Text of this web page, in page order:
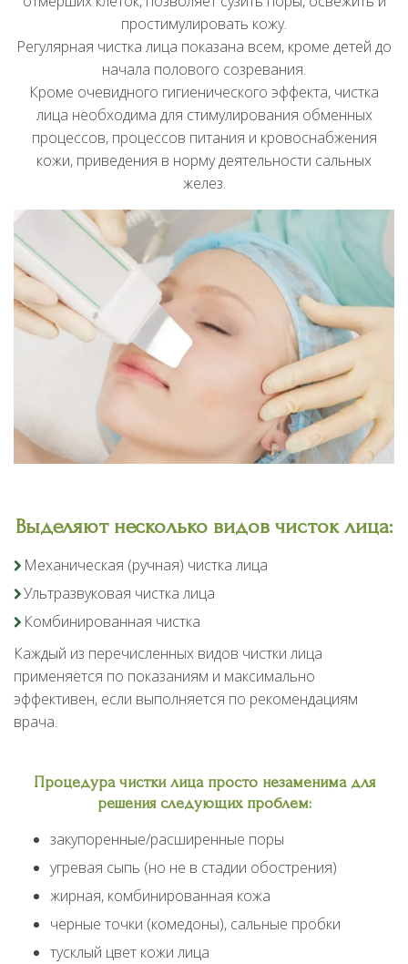
простимулировать кожу.
Регулярная чистка лица показана всем, кроме детей до
начала полового созревания.
Кроме очевидного гигиенического эффекта, чистка
лица необходима для стимулирования обменных
процессов, процессов питания и кровоснабжения
кожи, приведения в норму деятельности сальных
желез.
Выделяют несколько видов чисток лица:
Механическая (ручная) чистка лица
Ультразвуковая чистка лица
Комбинированная чистка
Каждый из перечисленных видов чистки лица
применяется по показаниям и максимально
эффективен, если выполняется по рекомендациям
врача.
Процедура чистки лица просто незаменима для
решения следующих проблем:
закупоренные/расширенные поры
угревая сыпь (но не в стадии обострения)
жирная, комбинированная кожа
черные точки (комедоны), сальные пробки
тусклый цвет кожи лица